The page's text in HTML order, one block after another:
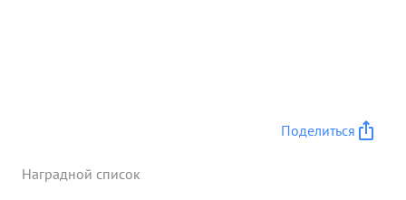
Поделиться
Наградной список